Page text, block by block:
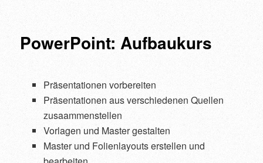
PowerPoint: Aufbaukurs
Präsentationen vorbereiten
Präsentationen aus verschiedenen Quellen
zusaammenstellen
Vorlagen und Master gestalten
Master und Folienlayouts erstellen und